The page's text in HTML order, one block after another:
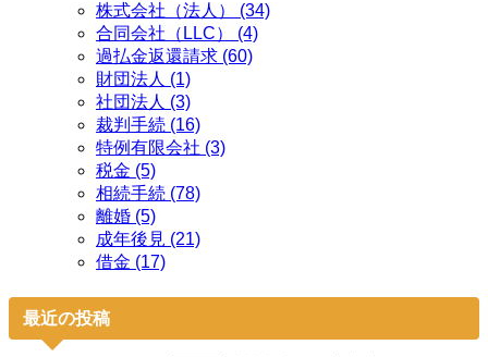
株式会社（法人） (34)
合同会社（LLC） (4)
過払金返還請求 (60)
財団法人 (1)
社団法人 (3)
裁判手続 (16)
特例有限会社 (3)
税金 (5)
相続手続 (78)
離婚 (5)
成年後見 (21)
借金 (17)
最近の投稿